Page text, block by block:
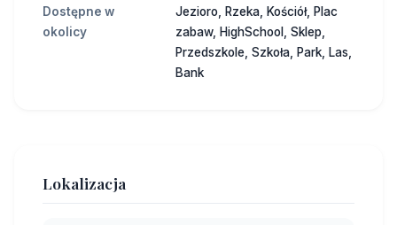
Dostępne w
okolicy
Jezioro, Rzeka, Kościół, Plac
zabaw, HighSchool, Sklep,
Przedszkole, Szkoła, Park, Las,
Bank
Lokalizacja